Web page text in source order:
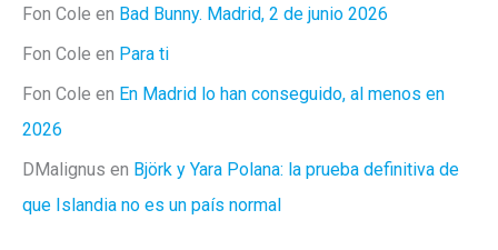
Fon Cole en Bad Bunny. Madrid, 2 de junio 2026
Fon Cole en Para ti
Fon Cole en En Madrid lo han conseguido, al menos en
2026
DMalignus en Björk y Yara Polana: la prueba definitiva de
que Islandia no es un país normal